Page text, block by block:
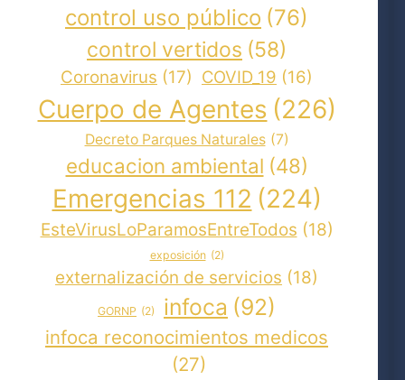
control uso público (76)
control vertidos (58)
Coronavirus (17) COVID_19 (16)
Cuerpo de Agentes (226)
Decreto Parques Naturales (7)
educacion ambiental (48)
Emergencias 112 (224)
EsteVirusLoParamosEntreTodos (18)
exposición (2)
externalización de servicios (18)
GORNP (2) infoca (92)
infoca reconocimientos medicos
(27)